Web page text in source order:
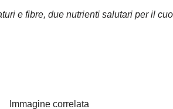
e fibre, due nutrienti salutari per il